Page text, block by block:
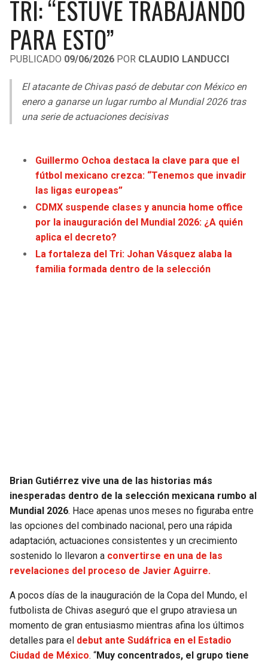
LIGA DE EXPANSIÓN MX
LEAGUES CUP
UEFA EUROPA LEAGUE
UEFA CONFERENCE LEAGUE
MLS
COPA LIBERTADORES
COPA SUDAMERICANA
OTRAS LIGAS
RAIDERS
CHARGERS
RAVENS
STEELERS
TEXANS
RAMS
49ERS
SEAHAWKS
BEARS
LIONS
PACKERS
CAVALIERS
PISTONS
PACERS
HORNETS
ROCKETS
GRIZZLIES
PELICANS
SPURS
NUGGETS
TIMBERWOLVES
TRI: “ESTUVE TRABAJANDO
PARA ESTO”
PUBLICADO 09/06/2026 POR CLAUDIO LANDUCCI
El atacante de Chivas pasó de debutar con México en
enero a ganarse un lugar rumbo al Mundial 2026 tras
una serie de actuaciones decisivas
Guillermo Ochoa destaca la clave para que el
fútbol mexicano crezca: “Tenemos que invadir
las ligas europeas”
CDMX suspende clases y anuncia home office
por la inauguración del Mundial 2026: ¿A quién
aplica el decreto?
La fortaleza del Tri: Johan Vásquez alaba la
familia formada dentro de la selección
Brian Gutiérrez vive una de las historias más
inesperadas dentro de la selección mexicana rumbo al
Mundial 2026. Hace apenas unos meses no figuraba entre
las opciones del combinado nacional, pero una rápida
adaptación, actuaciones consistentes y un crecimiento
sostenido lo llevaron a convertirse en una de las
revelaciones del proceso de Javier Aguirre.
A pocos días de la inauguración de la Copa del Mundo, el
futbolista de Chivas aseguró que el grupo atraviesa un
momento de gran entusiasmo mientras afina los últimos
detalles para el debut ante Sudáfrica en el Estadio
Ciudad de México. “Muy concentrados, el grupo tiene